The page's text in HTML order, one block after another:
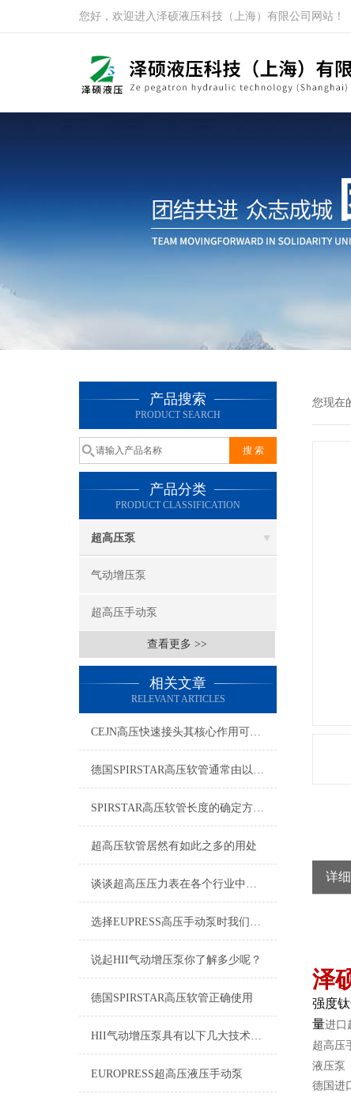
您好，欢迎进入泽硕液压科技（上海）有限公司网站！
产品搜索
PRODUCT SEARCH
产品分类
PRODUCT CLASSIFICATION
超高压泵
气动增压泵
超高压手动泵
查看更多 >>
相关文章
RELEVANT ARTICLES
CEJN高压快速接头其核心作用可归纳为以下方面
德国SPIRSTAR高压软管通常由以下几个主要部分组成
SPIRSTAR高压软管长度的确定方法及胶层选材注意事项
超高压软管居然有如此之多的用处
谈谈超高压压力表在各个行业中的应用
选择EUPRESS高压手动泵时我们应该考虑什么呢？
说起HII气动增压泵你了解多少呢？
德国SPIRSTAR高压软管正确使用
HII气动增压泵具有以下几大技术特点
EUROPRESS超高压液压手动泵
您现在
详
泽
强度
量进口
超高压
液压泵
德国进